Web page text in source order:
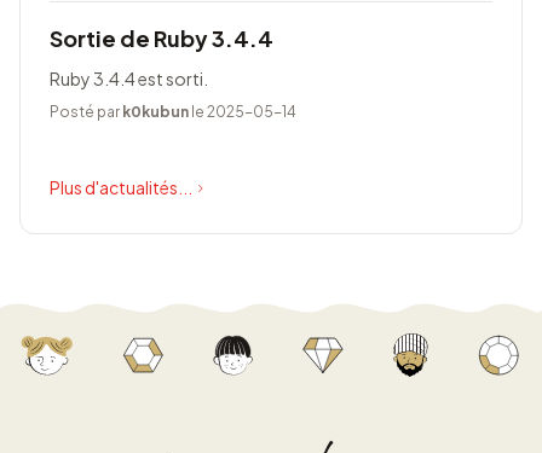
Sortie de Ruby 3.4.4
Ruby 3.4.4 est sorti.
Posté par k0kubun le 2025-05-14
Plus d'actualités...